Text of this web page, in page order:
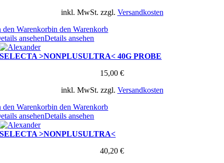
inkl. MwSt. zzgl. Versandkosten
den Warenkorbin den Warenkorb
ansehenDetails ansehen
SELECTA >NONPLUSULTRA< 40G PROBE
15,00 €
inkl. MwSt. zzgl. Versandkosten
den Warenkorbin den Warenkorb
ansehenDetails ansehen
SELECTA >NONPLUSULTRA<
40,20 €